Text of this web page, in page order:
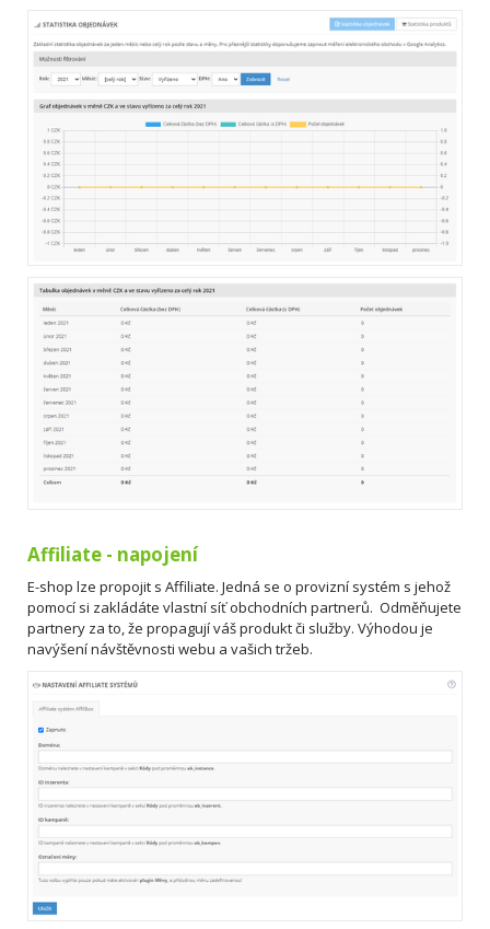
Affiliate - napojení
E-shop lze propojit s Affiliate. Jedná se o provizní systém s jehož
pomocí si zakládáte vlastní síť obchodních partnerů. Odměňujete
partnery za to, že propagují váš produkt či služby. Výhodou je
navýšení návštěvnosti webu a vašich tržeb.